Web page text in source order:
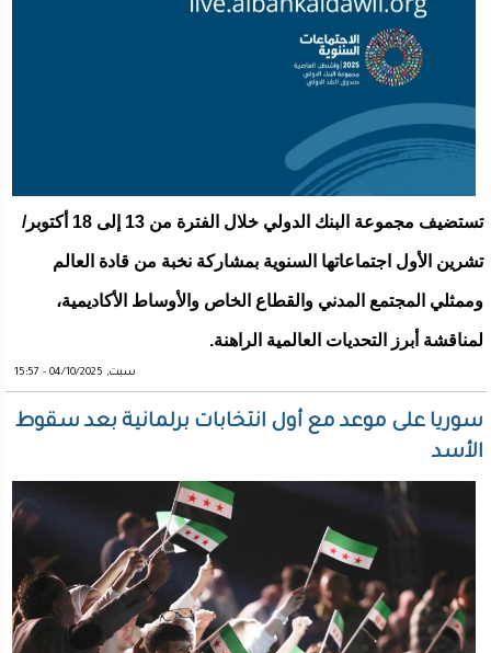
تستضيف مجموعة البنك الدولي خلال الفترة من 13 إلى 18 أكتوبر/
تشرين الأول اجتماعاتها السنوية بمشاركة نخبة من قادة العالم
وممثلي المجتمع المدني والقطاع الخاص والأوساط الأكاديمية،
لمناقشة أبرز التحديات العالمية الراهنة.
سبت, 04/10/2025 - 15:57
سوريا على موعد مع أول انتخابات برلمانية بعد سقوط
الأسد